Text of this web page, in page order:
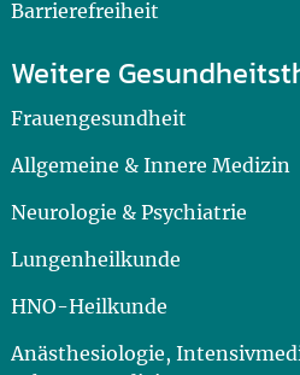
Barrierefreiheit
Weitere
Frauengesundheit
Allgemeine & Innere Medizin
Neurologie & Psychiatrie
Lungenheilkunde
HNO-Heilkunde
Anästhesiologie,